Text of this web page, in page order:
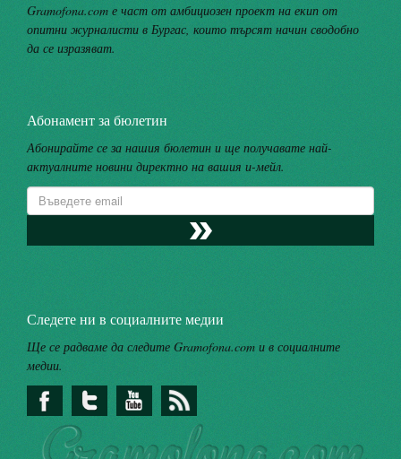
Gramofona.com е част от амбициозен проект на екип от
опитни журналисти в Бургас, които търсят начин сводобно
да се изразяват.
Абонамент за бюлетин
Абонирайте се за нашия бюлетин и ще получавате най-
актуалните новини директно на вашия и-мейл.
Следете ни в социалните медии
Ще се радваме да следите Gramofona.com и в социалните
медии.